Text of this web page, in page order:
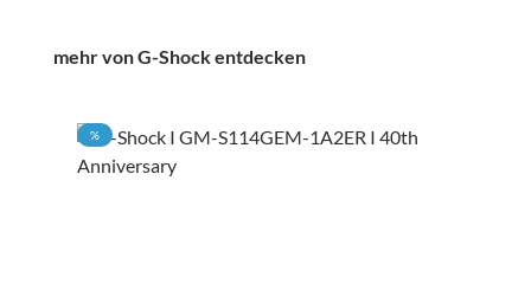
Produktgalerie überspringen
mehr von G-Shock entdecken
RABATT
%